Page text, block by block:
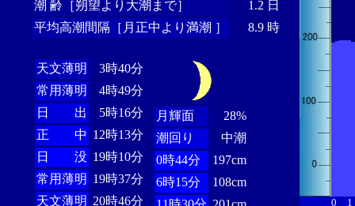
潮 齢［朔望より大潮まで］
1.2 日
平均高潮間隔［月正中より満潮 ］
8.9 時
天文薄明
3時40分
常用薄明
4時49分
日 出
5時16分
正 中 12時13分
日 没 19時10分
常用薄明 19時37分
天文薄明 20時46分
月輝面
28%
潮回り
中潮
0時44分
197cm
6時15分
108cm
0 1